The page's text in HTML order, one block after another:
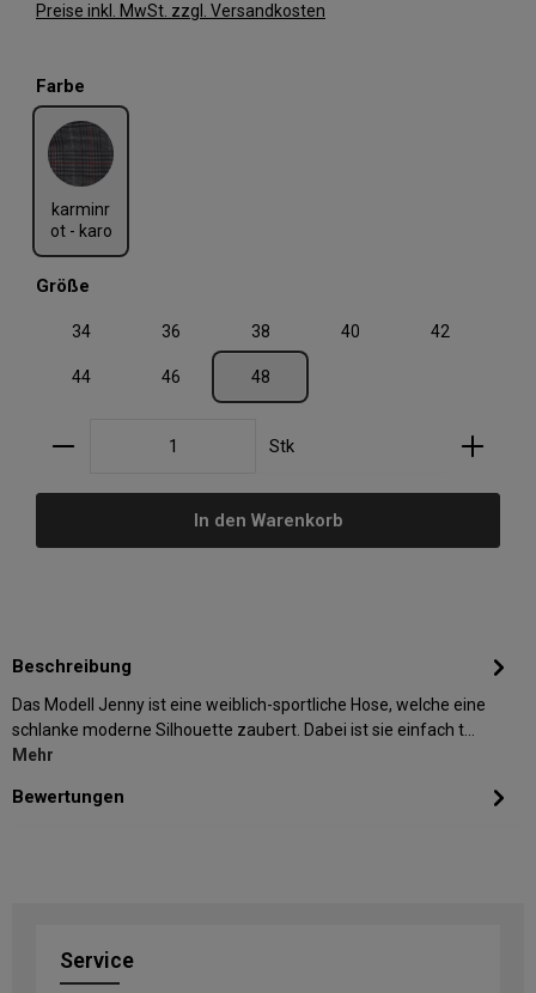
Preise inkl. MwSt. zzgl. Versandkosten
Farbe
karminr
ot - karo
karminrot - karo
Größe
34 36 38 40 42
44 46 48
Produkt Anzahl: Gib den gewünschten Wert ein
Stk
In den Warenkorb
Beschreibung
Das Modell Jenny ist eine weiblich-sportliche Hose, welche eine
schlanke moderne Silhouette zaubert. Dabei ist sie einfach t…
Mehr
Bewertungen
Service